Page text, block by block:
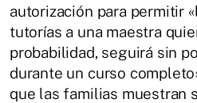
autorización para permitir
tutorías a una maestra
probabilidad, seguirá sin
durante un curso
que las familias muestran